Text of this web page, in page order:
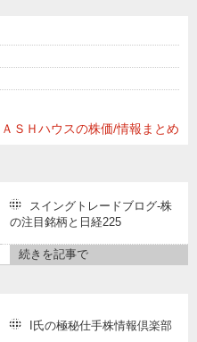
ＳＨハウスの株価/情報まとめ
スイングトレードブログ-株
の注目銘柄と日経225
続きを記事で
I氏の極秘仕手株情報倶楽部